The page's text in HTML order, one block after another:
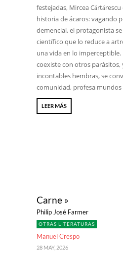
festejadas, Mircea
historia de ácaros: vagando
demencial, el protagonista
científico que lo reduce a
una vida en lo imperceptible.
coexiste con otros parásitos,
incontables hembras, se
comunidad, profesa mundos
LEER MÁS
Carne »
Philip José Farmer
OTRAS LITERATURAS
Manuel Crespo
28 MAY, 2026